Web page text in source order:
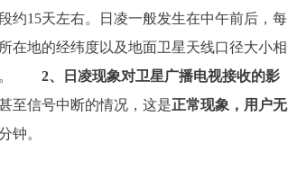
约15天左右。日凌一般发生在中午前后，每
在地的经纬度以及地面卫星天线口径大小相
同。 2、日凌现象对卫星广播电视接收的影
至信号中断的情况，这是正常现象，用户无
钟。